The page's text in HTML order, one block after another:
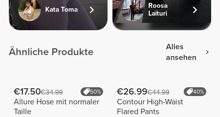
Kata Toma
Roosa
Laituri
Ähnliche Produkte
Alles
ansehen
€17.50€34.99 50%
Allure Hose mit normaler
Taille
€26.99€44.99 40%
Contour High-Waist
Flared Pants